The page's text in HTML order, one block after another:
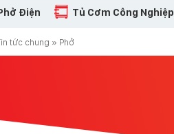
Điện Tủ Cơm Công Nghiệp
tức chung » Phở